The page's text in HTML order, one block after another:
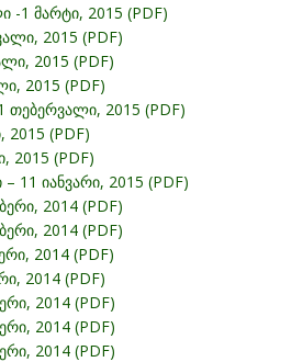
-1 მარტი, 2015 (PDF)
2015 (PDF)
2015 (PDF)
2015 (PDF)
თებერვალი, 2015 (PDF)
2015 (PDF)
2015 (PDF)
11 იანვარი, 2015 (PDF)
2014 (PDF)
2014 (PDF)
2014 (PDF)
2014 (PDF)
2014 (PDF)
2014 (PDF)
2014 (PDF)